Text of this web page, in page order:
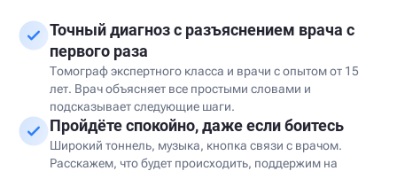
Точный диагноз с разъяснением врача с
первого раза
Томограф экспертного класса и врачи с опытом от 15
лет. Врач объясняет все простыми словами и
подсказывает следующие шаги.
Пройдёте спокойно, даже если боитесь
Широкий тоннель, музыка, кнопка связи с врачом.
Расскажем, что будет происходить, поддержим на